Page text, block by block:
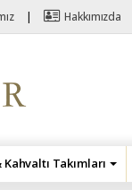
Hakkımızda
Takımları